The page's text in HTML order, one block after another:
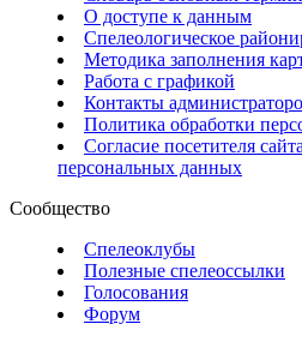
О доступе к данным
Спелеологическое
Методика заполнения
Работа с графикой
Контакты
Политика обработки
Согласие посетителя
персональных данных
Сообщество
Спелеоклубы
Полезные спелеоссылки
Голосования
Форум